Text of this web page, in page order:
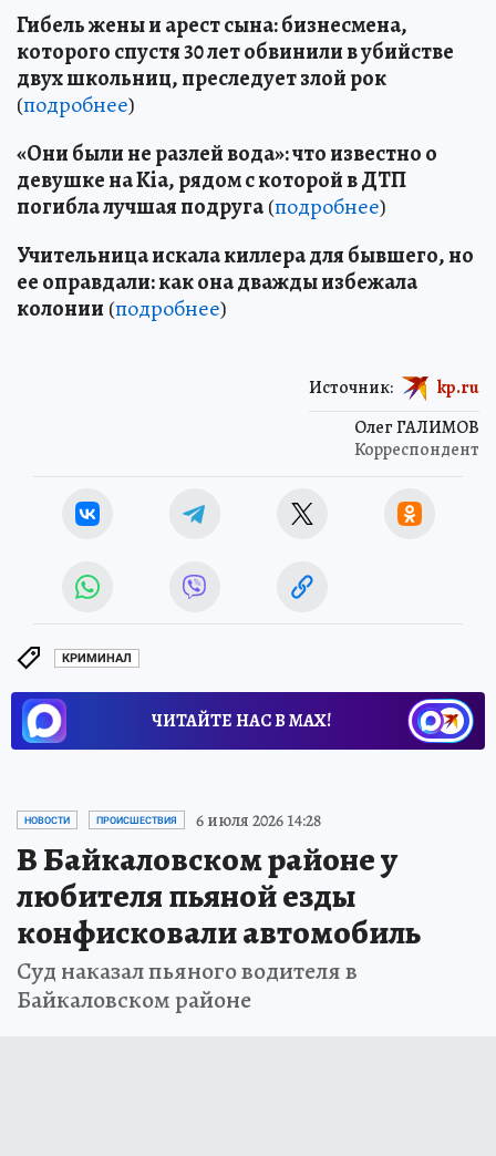
Гибель жены и арест сына: бизнесмена,
которого спустя 30 лет обвинили в убийстве
двух школьниц, преследует злой рок
(подробнее)
«Они были не разлей вода»: что известно о
девушке на Kia, рядом с которой в ДТП
погибла лучшая подруга(подробнее)
Учительница искала киллера для бывшего, но
ее оправдали: как она дважды избежала
колонии (подробнее)
Олег ГАЛИМОВ
Корреспондент
Источник: kp.ru
КРИМИНАЛ
ЧИТАЙТЕ НАС В МАХ!
НОВОСТИ ПРОИСШЕСТВИЯ 6 июля 2026 14:28
В Байкаловском районе у
любителя пьяной езды
конфисковали автомобиль
Суд наказал пьяного водителя в
Байкаловском районе